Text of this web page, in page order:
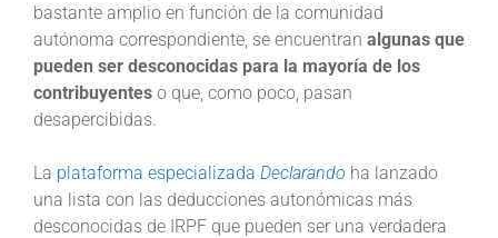
bastante amplio en función de la comunidad
autónoma correspondiente, se encuentran algunas que
pueden ser desconocidas para la mayoría de los
contribuyentes o que, como poco, pasan
desapercibidas.
La plataforma especializada Declarando ha lanzado
una lista con las deducciones autonómicas más
desconocidas de IRPF que pueden ser una verdadera